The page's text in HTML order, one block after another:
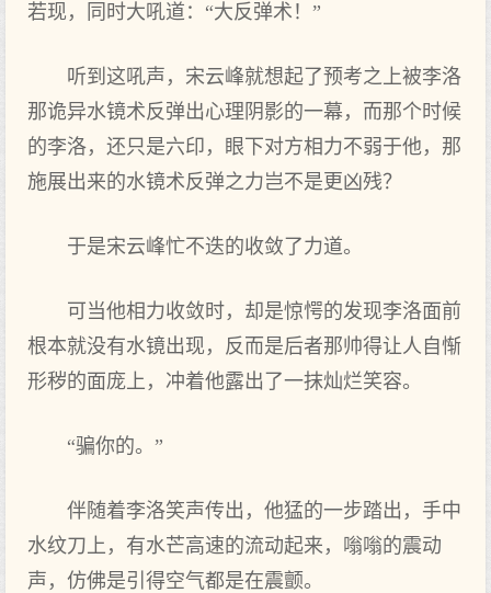
若现，同时大吼道：“大反弹术！”
听到这吼声，宋云峰就想起了预考之上被李洛
那诡异水镜术反弹出心理阴影的一幕，而那个时候
的李洛，还只是六印，眼下对方相力不弱于他，那
施展出来的水镜术反弹之力岂不是更凶残？
于是宋云峰忙不迭的收敛了力道。
可当他相力收敛时，却是惊愕的发现李洛面前
根本就没有水镜出现，反而是后者那帅得让人自惭
形秽的面庞上，冲着他露出了一抹灿烂笑容。
“骗你的。”
伴随着李洛笑声传出，他猛的一步踏出，手中
水纹刀上，有水芒高速的流动起来，嗡嗡的震动
声，仿佛是引得空气都是在震颤。